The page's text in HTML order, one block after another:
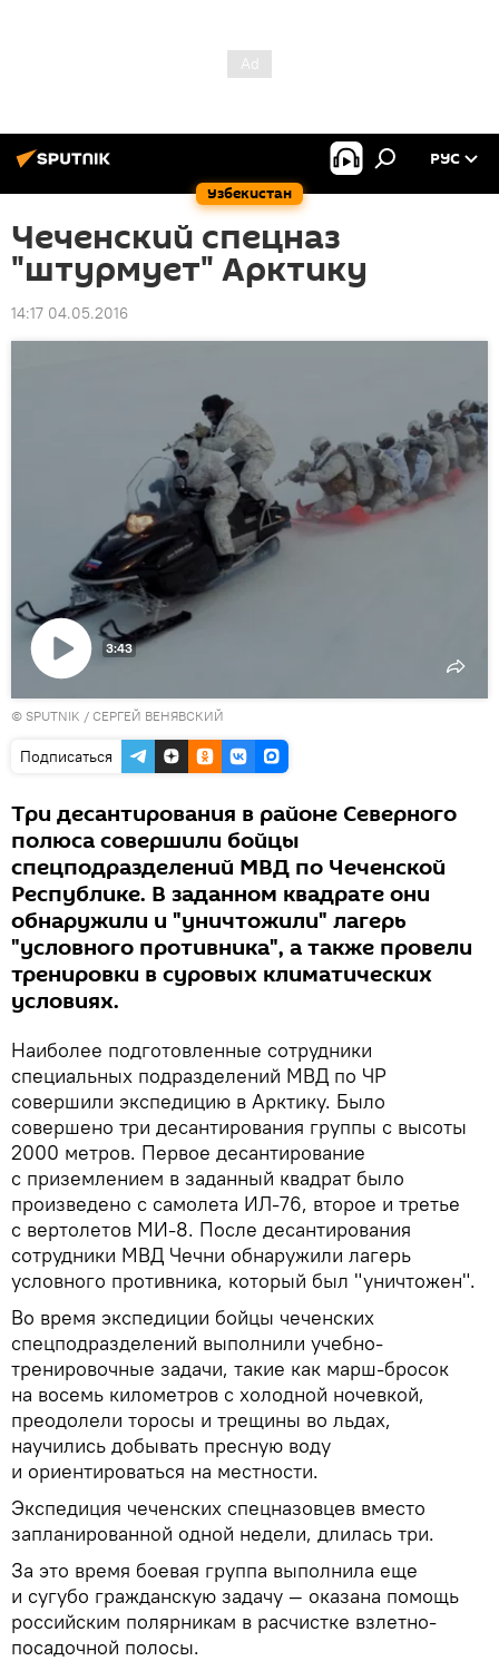
Узбекистан
РУС
Чеченский спецназ
"штурмует" Арктику
14:17 04.05.2016
Воспроизвести
видео
3:43
© SPUTNIK / СЕРГЕЙ ВЕНЯВСКИЙ
Подписаться
Три десантирования в районе Северного
полюса совершили бойцы
спецподразделений МВД по Чеченской
Республике. В заданном квадрате они
обнаружили и "уничтожили" лагерь
"условного противника", а также провели
тренировки в суровых климатических
условиях.
Наиболее подготовленные сотрудники
специальных подразделений МВД по ЧР
совершили экспедицию в Арктику. Было
совершено три десантирования группы с высоты
2000 метров. Первое десантирование
с приземлением в заданный квадрат было
произведено с самолета ИЛ-76, второе и третье
с вертолетов МИ-8. После десантирования
сотрудники МВД Чечни обнаружили лагерь
условного противника, который был "уничтожен".
Во время экспедиции бойцы чеченских
спецподразделений выполнили учебно-
тренировочные задачи, такие как марш-бросок
на восемь километров с холодной ночевкой,
преодолели торосы и трещины во льдах,
научились добывать пресную воду
и ориентироваться на местности.
Экспедиция чеченских спецназовцев вместо
запланированной одной недели, длилась три.
За это время боевая группа выполнила еще
и сугубо гражданскую задачу — оказана помощь
российским полярникам в расчистке взлетно-
посадочной полосы.